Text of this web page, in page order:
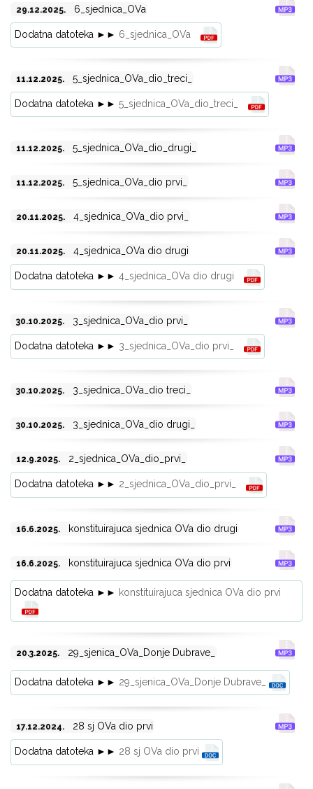
29.12.2025. 6_sjednica_OVa
Dodatna datoteka ►► 6_sjednica_OVa
11.12.2025. 5_sjednica_OVa_dio_treci_
Dodatna datoteka ►► 5_sjednica_OVa_dio_treci_
11.12.2025. 5_sjednica_OVa_dio_drugi_
11.12.2025. 5_sjednica_OVa_dio prvi_
20.11.2025. 4_sjednica_OVa_dio prvi_
20.11.2025. 4_sjednica_OVa dio drugi
Dodatna datoteka ►► 4_sjednica_OVa dio drugi
30.10.2025. 3_sjednica_OVa_dio prvi_
Dodatna datoteka ►► 3_sjednica_OVa_dio prvi_
30.10.2025. 3_sjednica_OVa_dio treci_
30.10.2025. 3_sjednica_OVa_dio drugi_
12.9.2025. 2_sjednica_OVa_dio_prvi_
Dodatna datoteka ►► 2_sjednica_OVa_dio_prvi_
16.6.2025. konstituirajuca sjednica OVa dio drugi
16.6.2025. konstituirajuca sjednica OVa dio prvi
Dodatna datoteka ►► konstituirajuca sjednica OVa dio prvi
20.3.2025. 29_sjenica_OVa_Donje Dubrave_
Dodatna datoteka ►► 29_sjenica_OVa_Donje Dubrave_
17.12.2024. 28 sj OVa dio prvi
Dodatna datoteka ►► 28 sj OVa dio prvi